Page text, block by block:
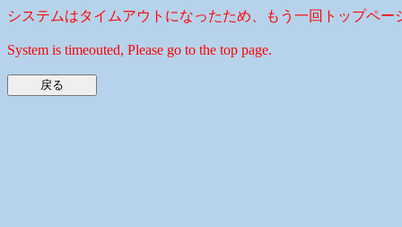
システムはタイムアウトになったため、もう一回トップペー
System is timeouted, Please go to the top page.